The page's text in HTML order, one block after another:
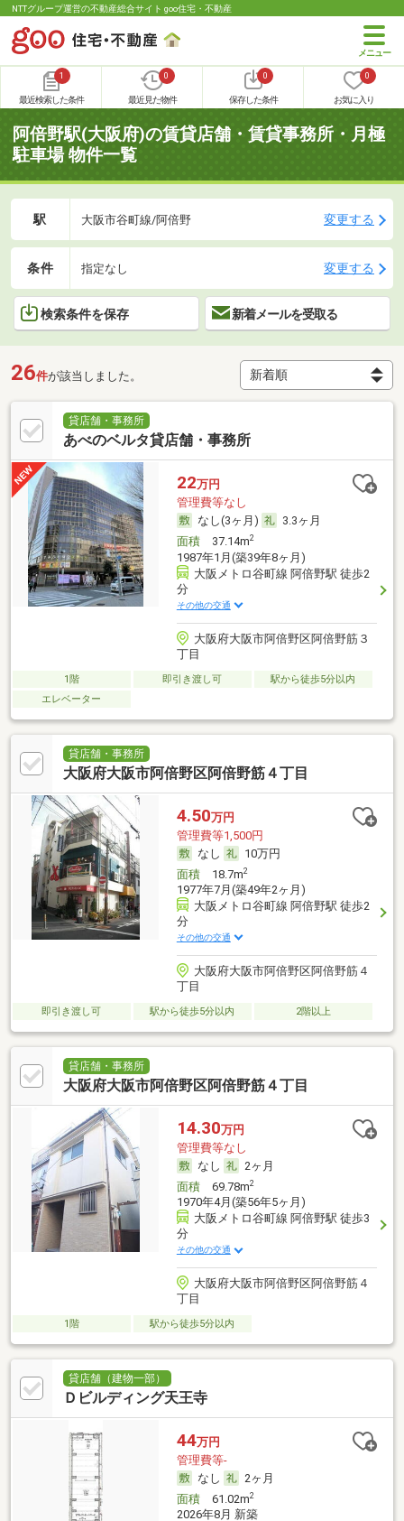
NTTグループ運営の不動産総合サイト goo住宅・不動産
1
最近検索した条件
0
最近見た物件
0
保存した条件
0
お気に入り
阿倍野駅(大阪府)の賃貸店舗・賃貸事務所・月極
駐車場 物件一覧
駅 大阪市谷町線/阿倍野 変更する
条件 指定なし 変更する
検索条件を保存 新着メールを受取る
26件が該当しました。
貸店舗・事務所
あべのベルタ貸店舗・事務所
22万円
管理費等なし
なし(3ヶ月)
3.3ヶ月
面積37.14m2
1987年1月(築39年8ヶ月)
大阪メトロ谷町線 阿倍野駅 徒歩2
分
その他の交通
大阪府大阪市阿倍野区阿倍野筋３
丁目
1階 即引き渡し可
駅から徒歩5分以内
エレベーター
貸店舗・事務所
大阪府大阪市阿倍野区阿倍野筋４丁目
4.50万円
管理費等1,500円
なし
10万円
面積18.7m2
1977年7月(築49年2ヶ月)
大阪メトロ谷町線 阿倍野駅 徒歩2
分
その他の交通
大阪府大阪市阿倍野区阿倍野筋４
丁目
即引き渡し可 駅から徒歩5分以内 2階以上
貸店舗・事務所
大阪府大阪市阿倍野区阿倍野筋４丁目
14.30万円
管理費等なし
なし
2ヶ月
面積69.78m2
1970年4月(築56年5ヶ月)
大阪メトロ谷町線 阿倍野駅 徒歩3
分
その他の交通
大阪府大阪市阿倍野区阿倍野筋４
丁目
1階 駅から徒歩5分以内
貸店舗（建物一部）
Ｄビルディング天王寺
44万円
管理費等-
なし
2ヶ月
面積61.02m2
2026年8月 新築